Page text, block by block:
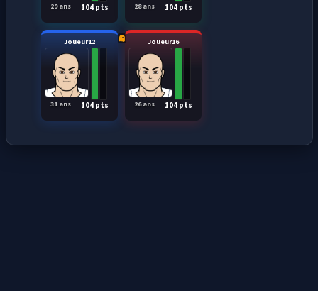
104 pts
29 ans 104 pts
28 ans
Joueur12
104 pts
31 ans
Joueur16
104 pts
26 ans